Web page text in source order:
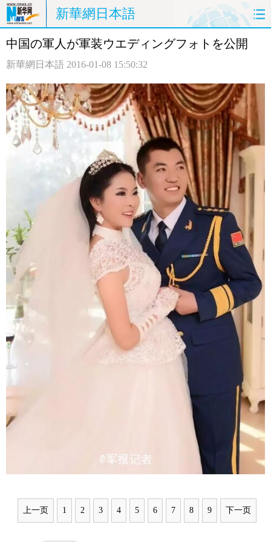
新華網日本語
ホームページ 政治 経済
観光 評論 写真
中日対訳
中国の軍人が軍装ウエディングフォトを公開
新華網日本語 2016-01-08 15:50:32
上一页 1 2 3 4 5 6 7 8 9 下一页